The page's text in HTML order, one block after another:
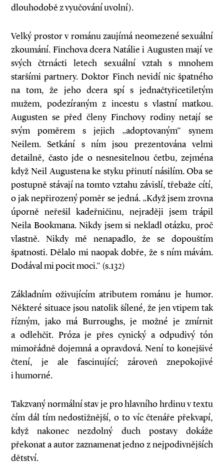
dlouhodobě z vyučování uvolní).
Velký prostor v románu zaujímá neomezené sexuální
zkoumání. Finchova dcera Natálie i Augusten mají ve
svých čtrnácti letech sexuál­ní vztah s mnohem
staršími partnery. Doktor Finch nevidí nic špatného
na tom, že jeho dcera spí s jednačtyřicetiletým
mužem, podezíraným z incestu s vlastní matkou.
Augusten se před členy Finchovy rodiny netají se
svým poměrem s jejich „adoptovaným“ synem
Neilem. Setkání s ním jsou prezentována velmi
detailně, často jde o nesnesitelnou četbu, zejména
když Neil Augustena ke styku přinutí násilím. Oba se
postupně stávají na tomto vztahu závislí, třebaže cítí,
o jak nepřirozený poměr se jedná. „Když jsem zrovna
úporně neřešil kadeřničinu, nejraději jsem trápil
Neila Bookmana. Nikdy jsem si nekladl otázku, proč
vlastně. Nikdy mě nenapadlo, že se dopouštím
špatnosti. Dělalo mi naopak dobře, že s ním mávám.
Dodával mi pocit moci.“ (s.132)
Základním oživujícím atributem románu je humor.
Některé situace jsou natolik šílené, že jen vtipem tak
řízným, jako má Burroughs, je možné je zmírnit
a odlehčit. Próza je přes cynický a odpudivý tón
mimořádně dojemná a opravdová. Není to konejšivé
čtení, je ale fascinující; zároveň znepokojivé
i humorné.
Takzvaný normální stav je pro hlavního hrdinu v textu
čím dál tím nedostižnější, o to víc čtenáře překvapí,
když nakonec nezdolný duch postavy dokáže
překonat a autor zaznamenat jedno z nejpodivnějších
dětství.